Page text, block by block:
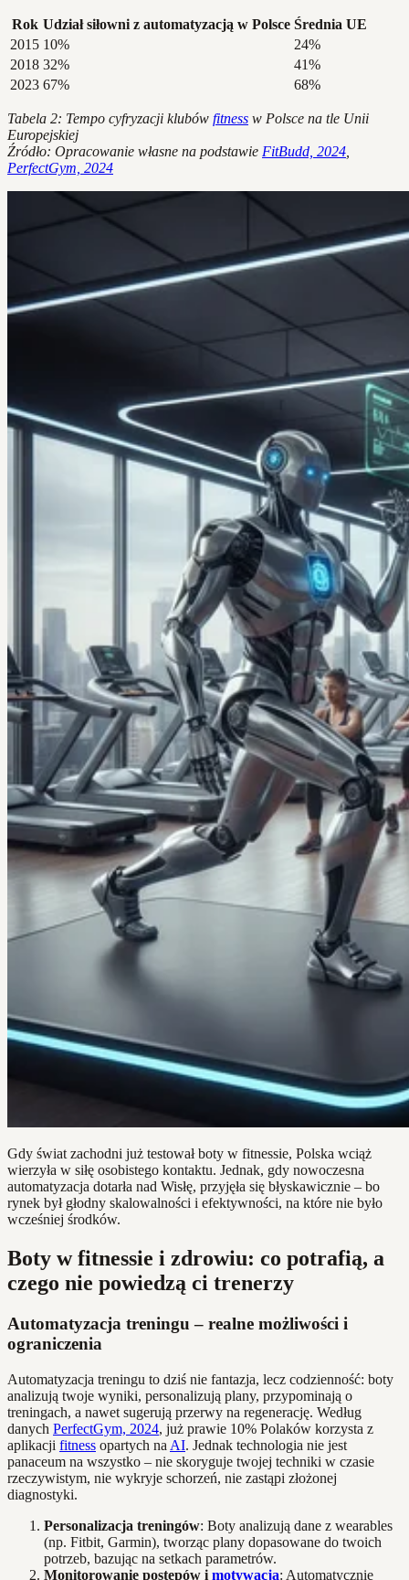
Rok Udział siłowni z automatyzacją w Polsce Średnia UE
2015 10%
24%
2018 32%
41%
2023 67% 68%
Tabela 2: Tempo cyfryzacji klubów fitness w Polsce na tle Unii
Europejskiej
Źródło: Opracowanie własne na podstawie FitBudd, 2024
PerfectGym, 2024
Gdy świat zachodni już testował boty w fitnessie, Polska wciąż
wierzyła w siłę osobistego kontaktu. Jednak, gdy nowoczesna
automatyzacja dotarła nad Wisłę, przyjęła się błyskawicznie – bo
rynek był głodny skalowalności i efektywności, na które nie było
wcześniej środków.
Boty w fitnessie i zdrowiu: co potrafią, a
czego nie powiedzą ci trenerzy
Automatyzacja treningu – realne możliwości i
ograniczenia
Automatyzacja treningu to dziś nie fantazja, lecz codzienność: boty
analizują twoje wyniki, personalizują plany, przypominają o
treningach, a nawet sugerują przerwy na regenerację. Według
danych PerfectGym, 2024, już prawie 10% Polaków korzysta z
aplikacji fitness opartych na AI. Jednak technologia nie jest
panaceum na wszystko – nie skoryguje twojej techniki w czasie
rzeczywistym, nie wykryje schorzeń, nie zastąpi złożonej
diagnostyki.
Personalizacja treningów: Boty analizują dane z wearables
(np. Fitbit, Garmin), tworząc plany dopasowane do twoich
potrzeb, bazując na setkach parametrów.
Monitorowanie postępów i motywacja: Automatycznie